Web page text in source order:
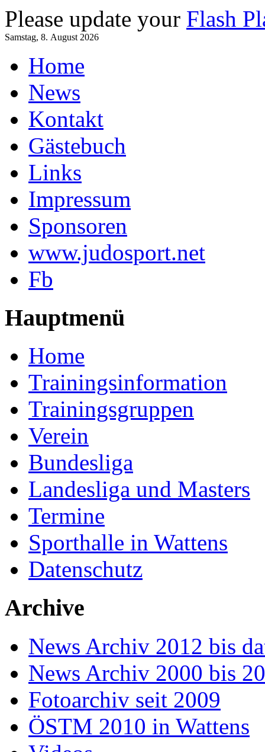
Please update your Flash
Samstag, 8. August 2026
Home
News
Kontakt
Gästebuch
Links
Impressum
Sponsoren
www.judosport.net
Fb
Hauptmenü
Home
Trainingsinformation
Trainingsgruppen
Verein
Bundesliga
Landesliga und Masters
Termine
Sporthalle in Wattens
Datenschutz
Archive
News Archiv 2012 bis
News Archiv 2000 bis
Fotoarchiv seit 2009
ÖSTM 2010 in Wattens